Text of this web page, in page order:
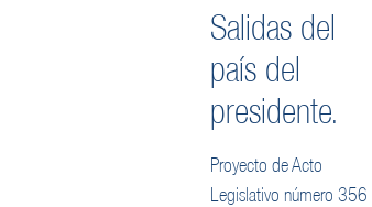
Salidas del
país del
presidente.
Proyecto de Acto
Legislativo número 356